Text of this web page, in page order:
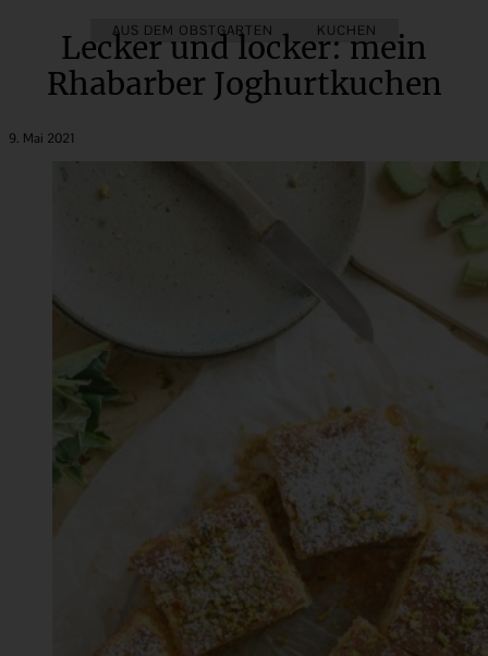
AUS DEM OBSTGARTEN KUCHEN
Lecker und locker: mein
Rhabarber Joghurtkuchen
9. Mai 2021